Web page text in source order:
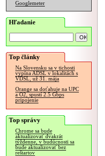
Googlemeter
Hľadanie
Top články
Na Slovensku sa v tichosti
vypína ADSL v lokalitách s
VDSL, už 31. mája
Orange sa doťahuje na UPC
a O2, spustí 2.5 Gbps
pripojenie
Top správy
Chrome sa bude
aktualizovať dvakrát
týždenne, v budúcnosti sa
bude aktualizovať bez
reštartov